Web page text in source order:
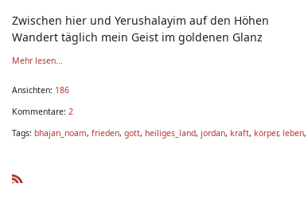
Zwischen hier und Yerushalayim auf den Höhen
Wandert täglich mein Geist im goldenen Glanz
Ba
Mehr lesen...
Ansichten: 186
Kommentare: 2
Tags: bhajan_noam, frieden, gott, heiliges_land, jordan, kraft, körper, leben,